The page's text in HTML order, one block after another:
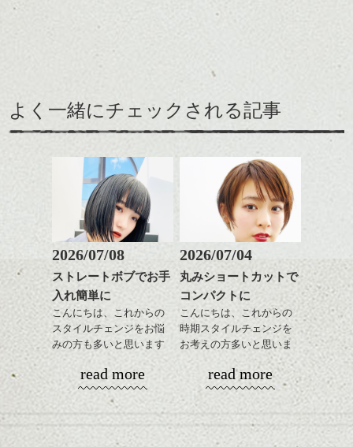
ハンサムショート／ヘッド
スパ／伸びても目立たない
ヘアカラー/ハイライト/ダブ
ルカラー/髪質改善/TOKIOト
リートメント/ブリーチ/イン
ナーカラー/イルミナカラー/
ミニボブ/抜け感ショート/バ
レイヤージュ/縮毛矯正
ミニボブ/抜け感ショート/バ
ハンサムショート／ヘッド
スパ／伸びても目立たない
ヘアカラー/ハイライト/ダブ
ルカラー/髪質改善/TOKIOト
リートメント/ブリーチ/イン
ナーカラー/イルミナカラー/
ミニボブ/抜け感ショート/バ
一人目は布谷さん！
これはお店で撮った写真なのですが、ん～
かっこいいですね！！
一緒にも撮りました！
『ハイキー』にして撮ってみる
す。意外と。
ね。いきいきした感じの写真に
なりました。
スタイリングも簡単なので毎日気分を変え
ダムにカット。
耳後ろの毛束は長さを残してます。
抑えればさらっとした感じ、ハネさせれば
前からみた時のアクセントになるように。
ホワイティアッシュ、スモーキーマットの
カラーで全体に柔らかさが増します。
この季節やや明るめトーンでナチュラルな
髪色にしたい方には特におすすめです。
もと少し違う部分があり
下（ベース部分）を外ハ
ネに巻いてボリュームダ
ウンさせて表面の部分の
ウエーブでパーマをかけ
そうすることでボリュー
ムをおさえたウエーブス
タイルを表現しました。
それはともかくこの春ぜ
ひスタイルチェンジして
みませんか?
それではまた！
よく一緒にチェックされる記事
2026/07/08
ストレートボブでお手
入れ簡単に
こんにちは、これからの
スタイルチェンジをお悩
みの方も多いと思います
が、
やっぱりボブでお手入れ
しやすいスタイルだと毎
日のスタイリングも簡単
で良いですよ。
read more
2026/07/04
丸みショートカットで
コンパクトに
こんにちは、これからの
時期スタイルチェンジを
お考えの方多いと思いま
す。
コンパクトなフォルムが
全体のバランスを良く見
せてくれる効果もあり、
いろんなシーンに雰囲気
read more